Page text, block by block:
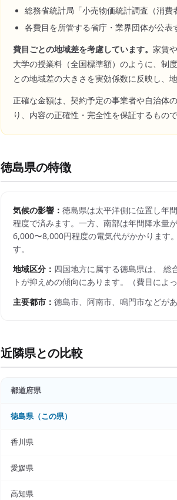
総務省統計局「小売物価統計調査（消費
各費目を所管する省庁・業界団体が公表
費目ごとの地域差を考慮しています。 家賃
大学の授業料（全国標準額）のように、制
との地域差の大きさを実効係数に反映し、
正確な金額は、契約予定の事業者や自治体
り、内容の正確性・完全性を保証するもの
徳島県の特徴
気候の影響： 徳島県は太平洋側に位置し年
程度で済みます。一方、南部は年間降水量
6,000〜8,000円程度の電気代がかかります
す。
地域区分： 四国地方に属する徳島県は、 総
トが抑えめの傾向にあります。
（費目によ
主要都市： 徳島市、阿南市、鳴門市などが
近隣県との比較
都道府県
徳島県（この県）
香川県
愛媛県
高知県